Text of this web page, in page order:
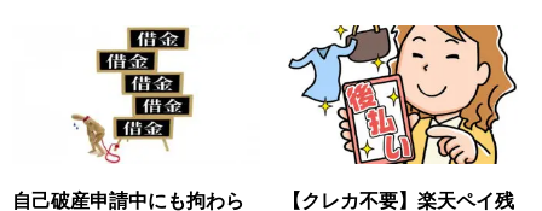
自己破産申請中にも拘わら
【クレカ不要】楽天ペイ残